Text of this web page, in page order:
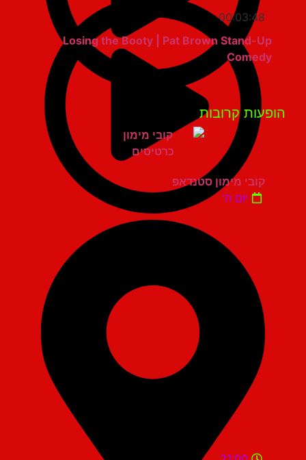
00:03:48
Losing the Booty | Pat Brown Stand-Up
Comedy
קרובות
קובי מימון סטנדאפ
יום ה'